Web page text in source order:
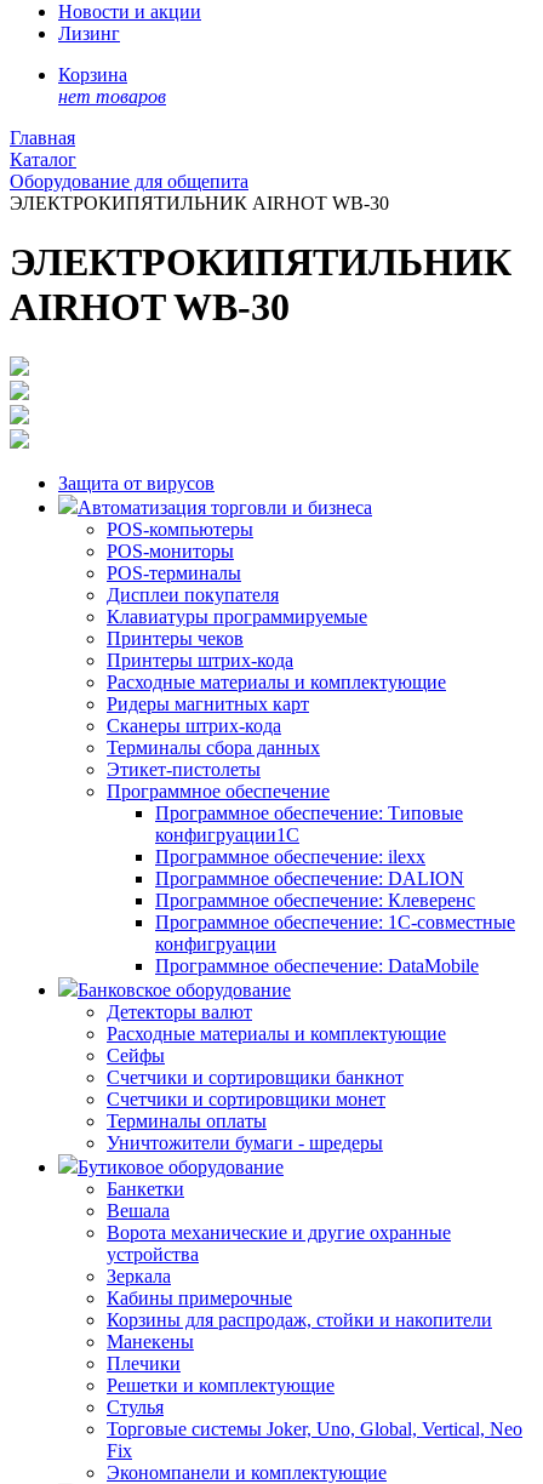
Новости и акции
Лизинг
Корзина
нет товаров
Главная
Каталог
Оборудование для общепита
ЭЛЕКТРОКИПЯТИЛЬНИК AIRHOT WB-30
ЭЛЕКТРОКИПЯТИЛЬНИК
AIRHOT WB-30
Защита от вирусов
Автоматизация торговли и бизнеса
POS-компьютеры
POS-мониторы
POS-терминалы
Дисплеи покупателя
Клавиатуры программируемые
Принтеры чеков
Принтеры штрих-кода
Расходные материалы и комплектующие
Ридеры магнитных карт
Сканеры штрих-кода
Терминалы сбора данных
Этикет-пистолеты
Программное обеспечение
Программное обеспечение: Типовые
конфигруации1С
Программное обеспечение: ilexx
Программное обеспечение: DALION
Программное обеспечение: Клеверенс
Программное обеспечение: 1С-совместные
конфигруации
Программное обеспечение: DataMobile
Банковское оборудование
Детекторы валют
Расходные материалы и комплектующие
Сейфы
Счетчики и сортировщики банкнот
Счетчики и сортировщики монет
Терминалы оплаты
Уничтожители бумаги - шредеры
Бутиковое оборудование
Банкетки
Вешала
Ворота механические и другие охранные
устройства
Зеркала
Кабины примерочные
Корзины для распродаж, стойки и накопители
Манекены
Плечики
Решетки и комплектующие
Стулья
Торговые системы Joker, Uno, Global, Vertical, Neo
Fix
Экономпанели и комплектующие